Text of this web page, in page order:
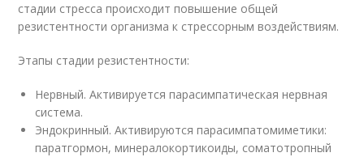
стадии стресса происходит повышение общей
резистентности организма к стрессорным воздействиям.
Этапы стадии резистентности:
Нервный. Активируется парасимпатическая нервная
система.
Эндокринный. Активируются парасимпатомиметики:
паратгормон, минералокортикоиды, соматотропный